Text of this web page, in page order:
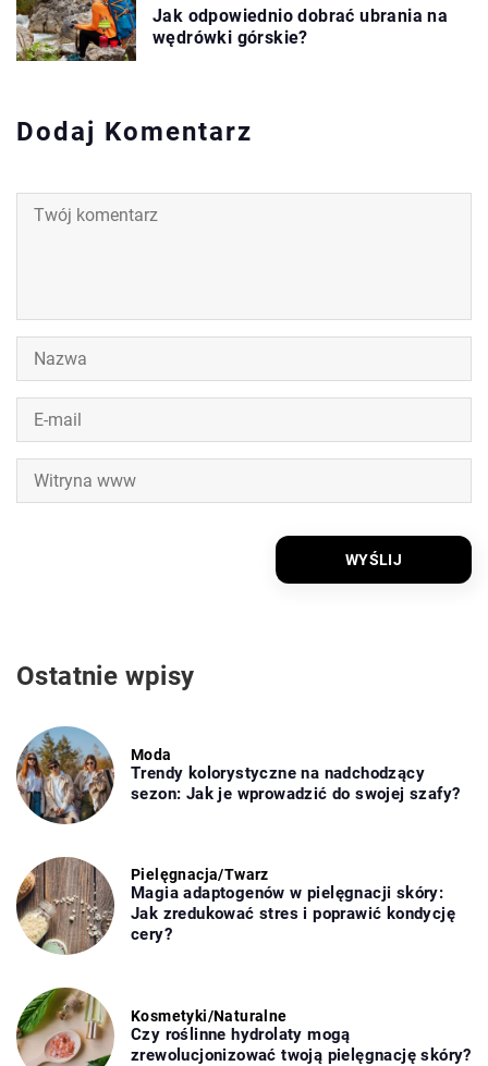
Jak odpowiednio dobrać ubrania na
wędrówki górskie?
Dodaj Komentarz
Ostatnie wpisy
Moda
Trendy kolorystyczne na nadchodzący
sezon: Jak je wprowadzić do swojej szafy?
Pielęgnacja/Twarz
Magia adaptogenów w pielęgnacji skóry:
Jak zredukować stres i poprawić kondycję
cery?
Kosmetyki/Naturalne
Czy roślinne hydrolaty mogą
zrewolucjonizować twoją pielęgnację skóry?